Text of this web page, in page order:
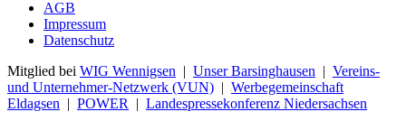
AGB
Impressum
Datenschutz
Mitglied bei WIG Wennigsen | Unser Barsinghausen | Vereins-
und Unternehmer-Netzwerk (VUN) | Werbegemeinschaft
Eldagsen | POWER | Landespressekonferenz Niedersachsen